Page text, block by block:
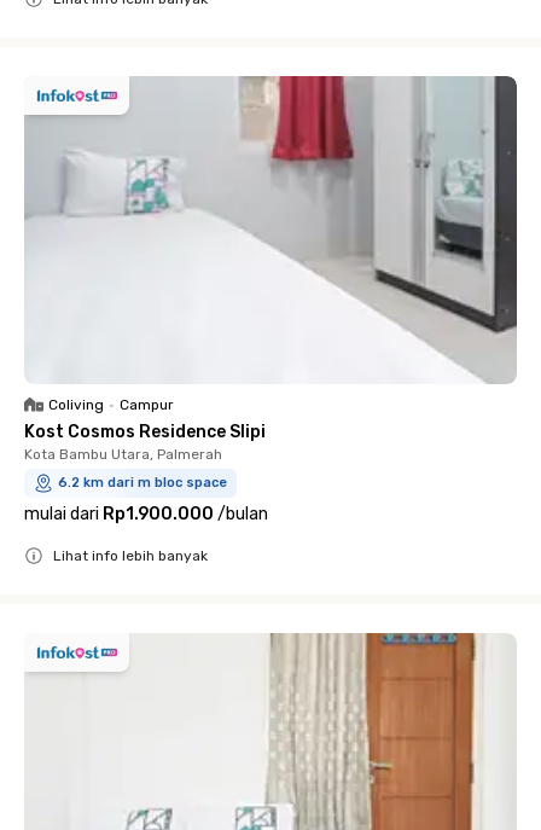
Coliving • Campur
Kost Cosmos Residence Slipi
Kota Bambu Utara, Palmerah
6.2 km dari m bloc space
mulai dari Rp1.900.000 /bulan
Lihat info lebih banyak